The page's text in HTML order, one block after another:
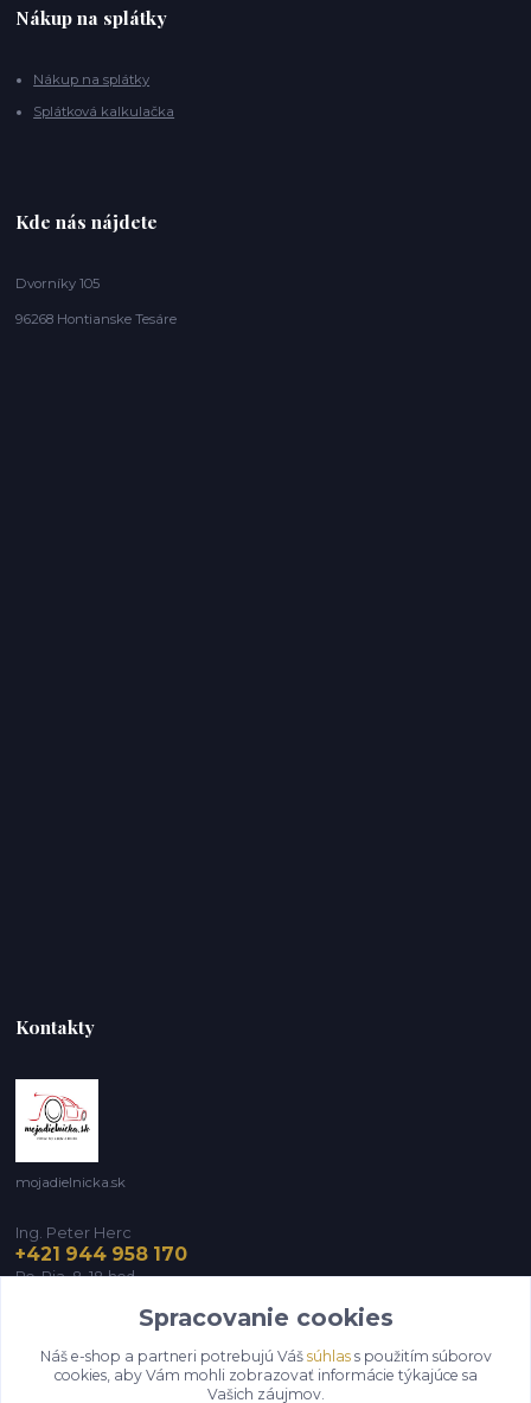
Nákup na splátky
Nákup na splátky
Splátková kalkulačka
Kde nás nájdete
Dvorníky 105
96268 Hontianske Tesáre
Kontakty
mojadielnicka.sk
Ing. Peter Herc
+421 944 958 170
Po-Pia, 8-18 hod.
infomojadielnicka@gmail.com
Spracovanie cookies
Náš e-shop a partneri potrebujú Váš súhlass použitím súborov
cookies, aby Vám mohli zobrazovať informácie týkajúce sa
Vašich záujmov.